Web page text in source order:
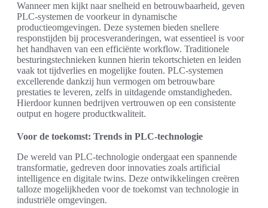
Wanneer men kijkt naar snelheid en betrouwbaarheid, geven
PLC-systemen de voorkeur in dynamische
productieomgevingen. Deze systemen bieden snellere
responstijden bij procesveranderingen, wat essentieel is voor
het handhaven van een efficiënte workflow. Traditionele
besturingstechnieken kunnen hierin tekortschieten en leiden
vaak tot tijdverlies en mogelijke fouten. PLC-systemen
excellerende dankzij hun vermogen om betrouwbare
prestaties te leveren, zelfs in uitdagende omstandigheden.
Hierdoor kunnen bedrijven vertrouwen op een consistente
output en hogere productkwaliteit.
Voor de toekomst: Trends in PLC-technologie
De wereld van PLC-technologie ondergaat een spannende
transformatie, gedreven door innovaties zoals artificial
intelligence en digitale twins. Deze ontwikkelingen creëren
talloze mogelijkheden voor de toekomst van technologie in
industriële omgevingen.